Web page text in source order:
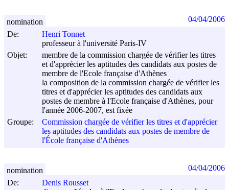
De:
Henri Tonnet
professeur à l'université Paris-IV
Objet:
membre de la commission chargée de vérifier les titres
et d'apprécier les aptitudes des candidats aux postes de
membre de l'Ecole française d'Athènes
la composition de la commission chargée de vérifier les
titres et d'apprécier les aptitudes des candidats aux
postes de membre à l'Ecole française d'Athènes, pour
l'année 2006-2007, est fixée
Groupe:
Commission chargée de vérifier les titres et d'apprécier
les aptitudes des candidats aux postes de membre de
l'École française d'Athènes
nomination 04/04/2006
De:
Denis Rousset
nomination 04/04/2006